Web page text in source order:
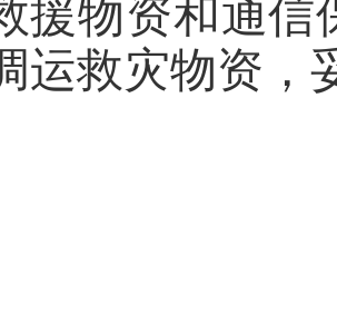
援物资和通信
运救灾物资，